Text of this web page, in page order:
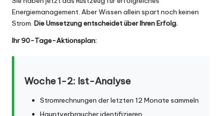
Energiemanagement. Aber Wissen allein spart noch keinen
Strom. Die Umsetzung entscheidet über Ihren Erfolg.
Ihr 90-Tage-Aktionsplan:
Woche 1-2: Ist-Analyse
Stromrechnungen der letzten 12 Monate sammeln
Hauptverbraucher identifizieren